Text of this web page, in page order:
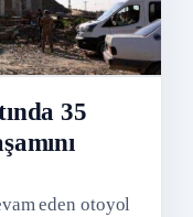
35
eden otoyol